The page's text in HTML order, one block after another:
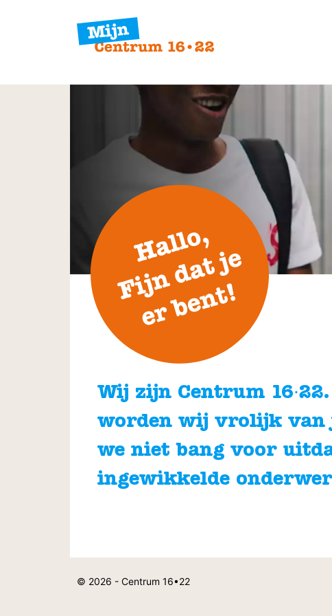
Wij zijn Centrum
worden wij vrolijk van
we niet bang voor
ingewikkelde
© 2026 - Centrum 16•22